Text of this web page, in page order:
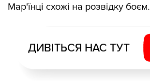
Мар'їнці схожі на розвідку боєм.
ДИВІТЬСЯ НАС ТУТ